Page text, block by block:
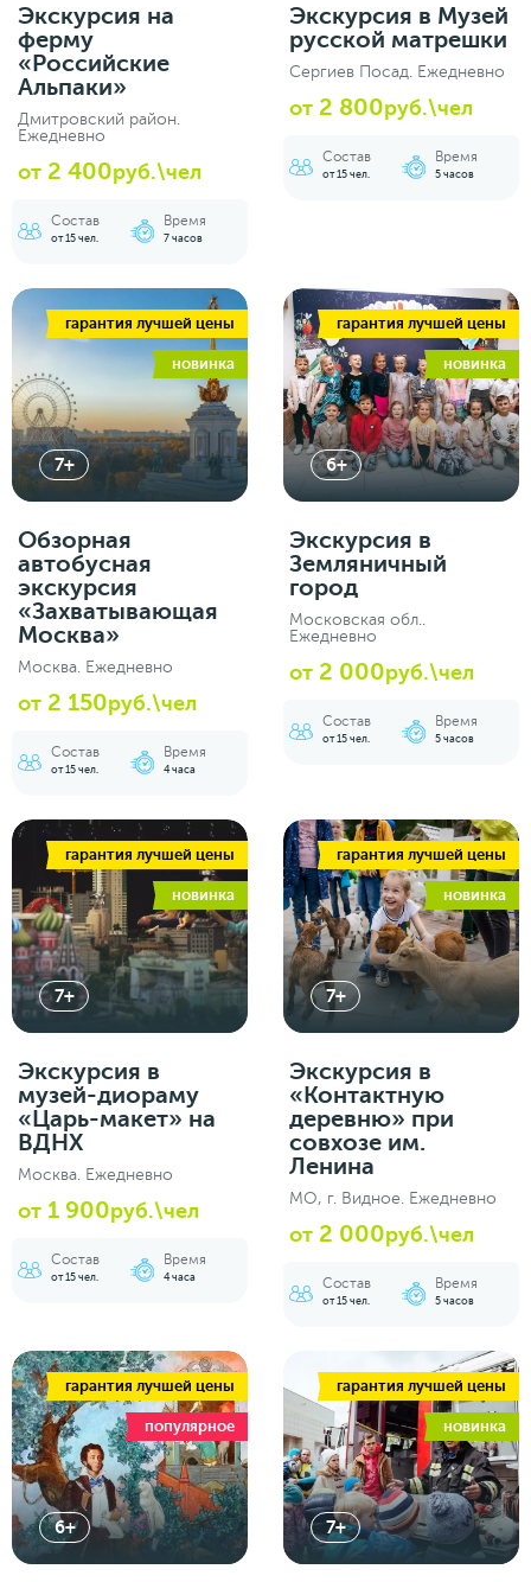
Экскурсия на
ферму
«Российские
Альпаки»
Дмитровский район.
Ежедневно
от 2 400руб.\чел
Состав
от 15 чел.
Время
7 часов
Экскурсия в Музей
русской матрешки
Сергиев Посад. Ежедневно
от 2 800руб.\чел
Состав
от 15 чел.
Время
5 часов
гарантия лучшей цены
новинка
7+
Обзорная
автобусная
экскурсия
«Захватывающая
Москва»
Москва. Ежедневно
от 2 150руб.\чел
Состав
от 15 чел.
Время
4 часа
гарантия лучшей цены
новинка
6+
Экскурсия в
Земляничный
город
Московская обл..
Ежедневно
от 2 000руб.\чел
Состав
от 15 чел.
Время
5 часов
гарантия лучшей цены
новинка
7+
Экскурсия в
музей-диораму
«Царь-макет» на
ВДНХ
Москва. Ежедневно
от 1 900руб.\чел
Состав
от 15 чел.
Время
4 часа
гарантия лучшей цены
новинка
7+
Экскурсия в
«Контактную
деревню» при
совхозе им.
Ленина
МО, г. Видное. Ежедневно
от 2 000руб.\чел
Состав
от 15 чел.
Время
5 часов
гарантия лучшей цены
популярное
6+
гарантия лучшей цены
новинка
7+